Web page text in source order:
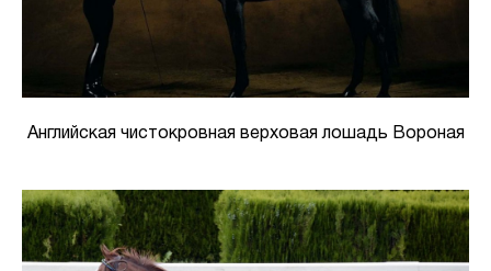
Английская чистокровная верховая лошадь Вороная